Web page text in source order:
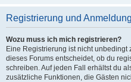
Registrierung und Anmeldung
Wozu muss ich mich registrieren?
Eine Registrierung ist nicht
dieses Forums entscheidet, ob du
schreiben. Auf jeden Fall erhältst du
zusätzliche Funktionen, die Gästen